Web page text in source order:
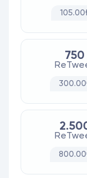
750